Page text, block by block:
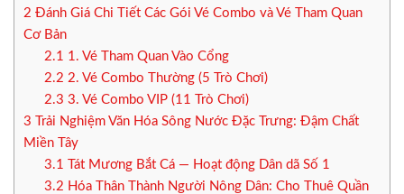
2 Đánh Giá Chi Tiết Các Gói Vé Combo và Vé Tham Quan
Cơ Bản
2.1 1. Vé Tham Quan Vào Cổng
2.2 2. Vé Combo Thường (5 Trò Chơi)
2.3 3. Vé Combo VIP (11 Trò Chơi)
3 Trải Nghiệm Văn Hóa Sông Nước Đặc Trưng: Đậm Chất
Miền Tây
3.1
Tát Mương Bắt Cá — Hoạt động Dân dã Số 1
3.2 Hóa Thân Thành Người Nông Dân: Cho Thuê Quần